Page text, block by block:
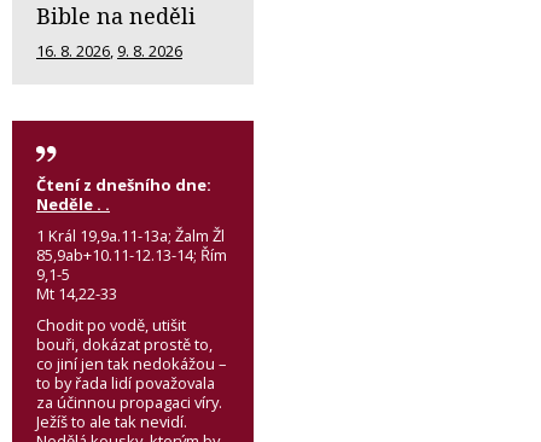
Bible na neděli
16. 8. 2026, 9. 8. 2026
Čtení z dnešního dne:
Neděle . .
1 Král 19,9a.11-13a; Žalm Žl
85,9ab+10.11-12.13-14; Řím
9,1-5
Mt 14,22-33
Chodit po vodě, utišit
bouři, dokázat prostě to,
co jiní jen tak nedokážou –
to by řada lidí považovala
za účinnou propagaci víry.
Ježíš to ale tak nevidí.